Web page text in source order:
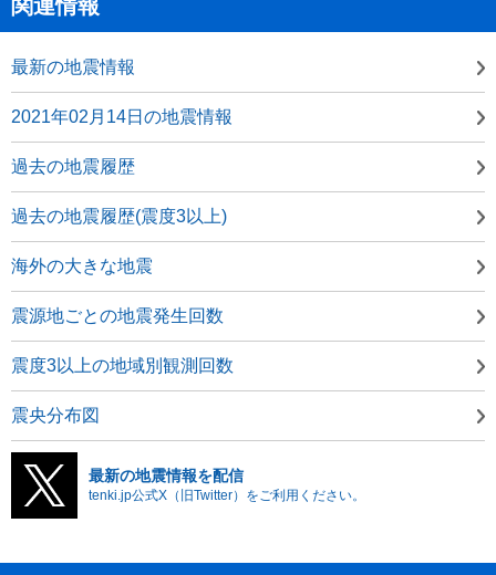
関連情報
最新の地震情報
2021年02月14日の地震情報
過去の地震履歴
過去の地震履歴(震度3以上)
海外の大きな地震
震源地ごとの地震発生回数
震度3以上の地域別観測回数
震央分布図
最新の地震情報を配信
tenki.jp公式X（旧Twitter）をご利用ください。